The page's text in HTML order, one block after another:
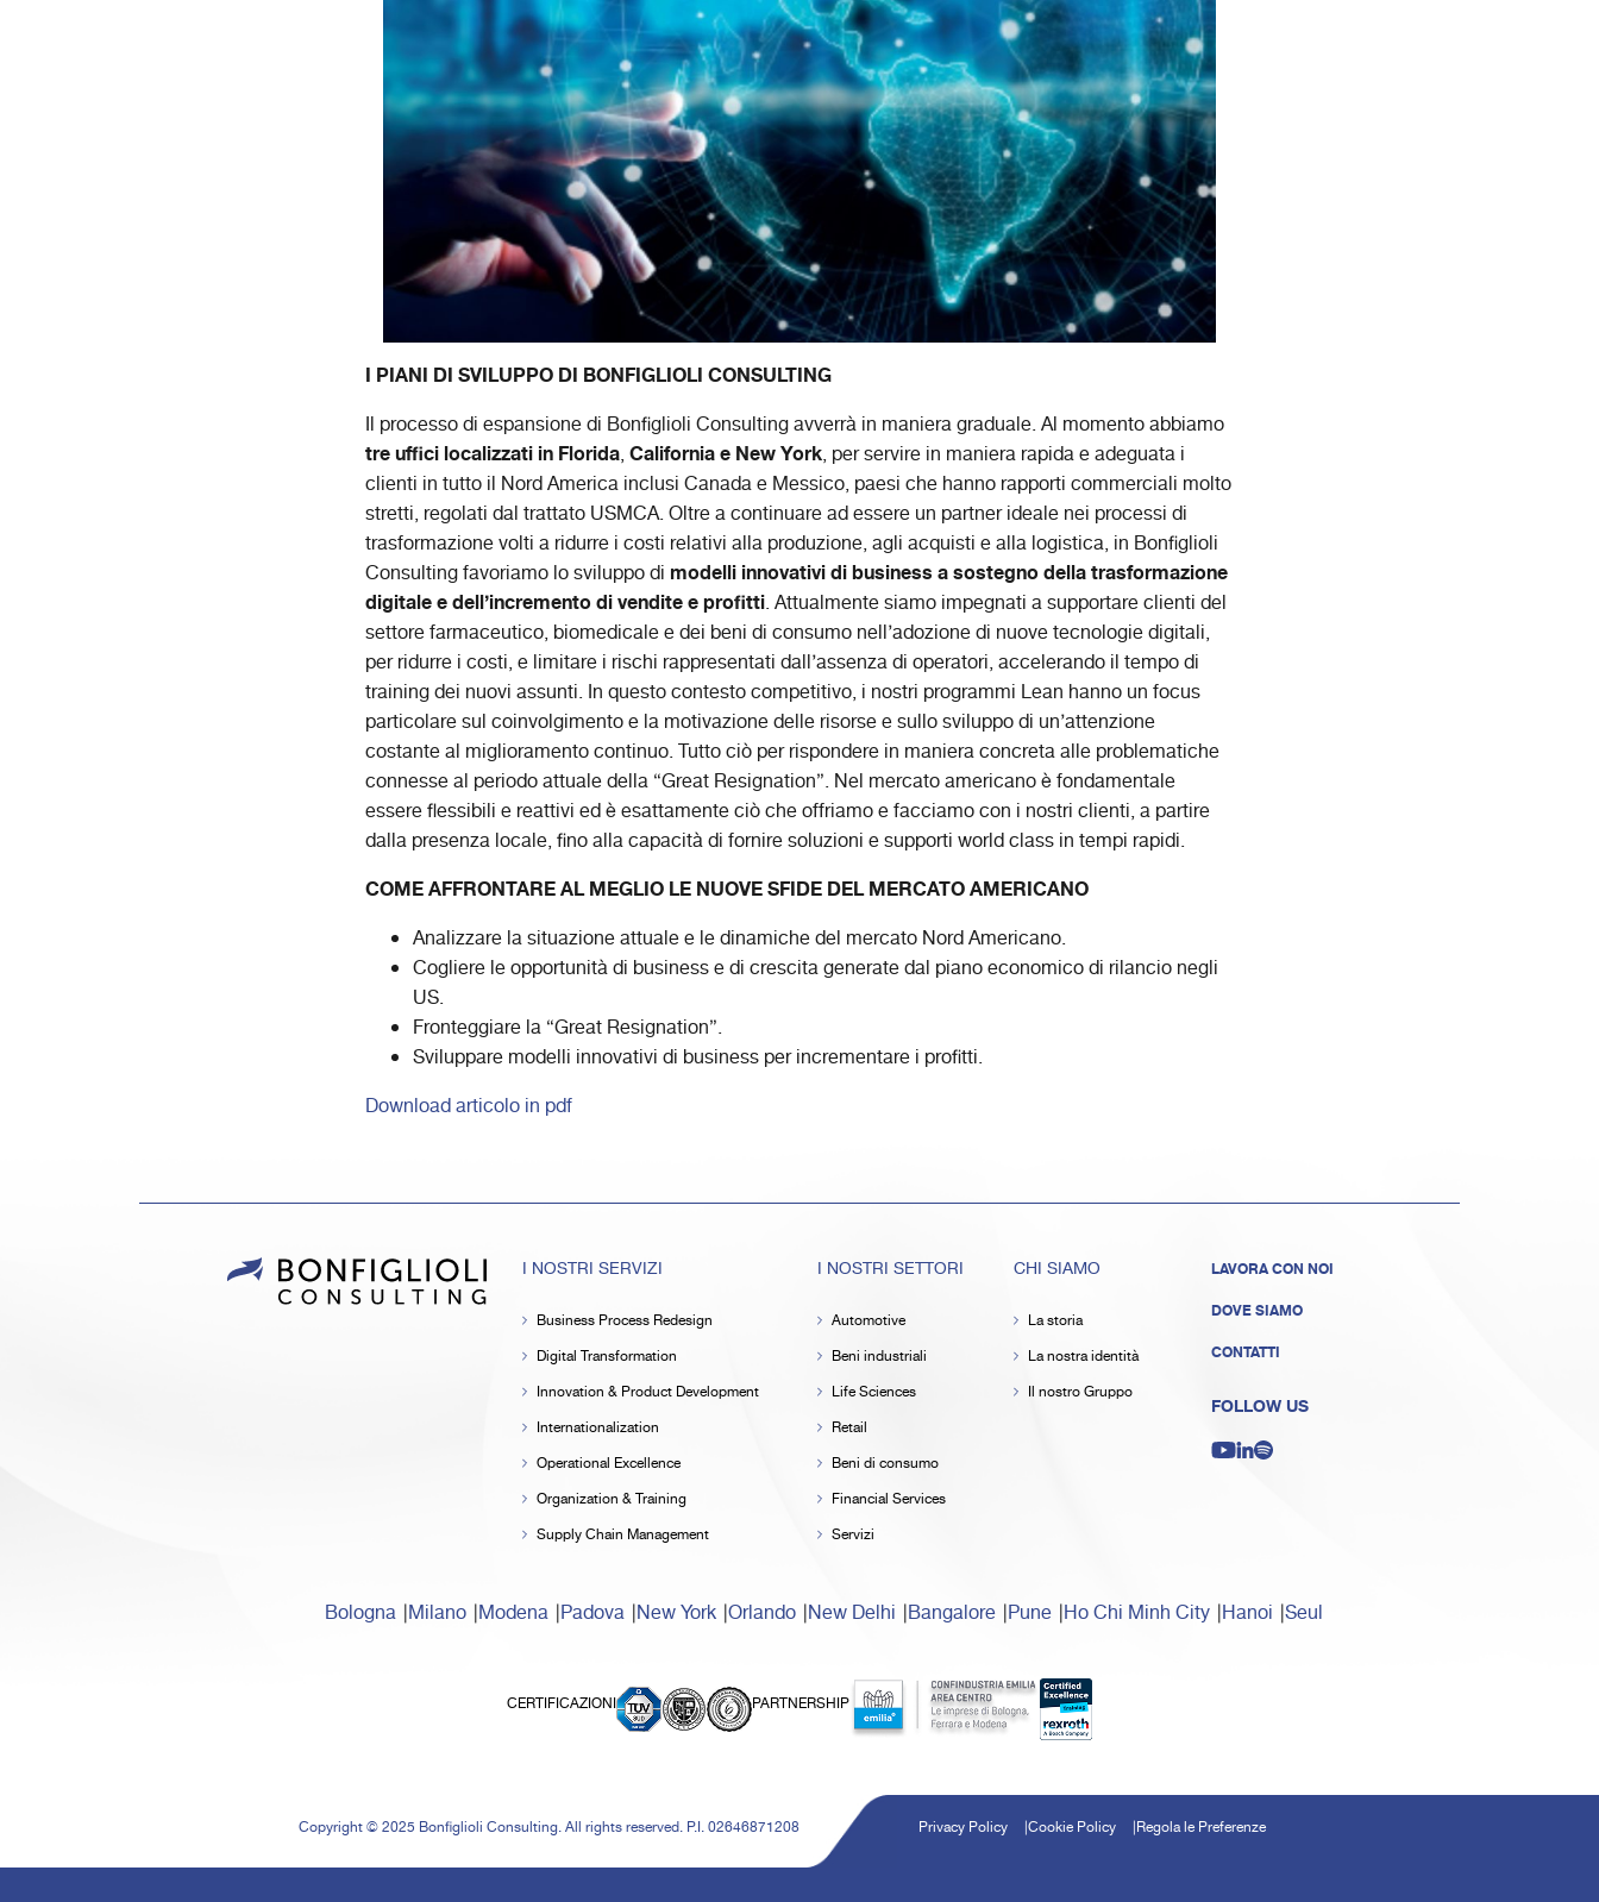
I PIANI DI SVILUPPO DI BONFIGLIOLI CONSULTING
Il processo di espansione di Bonfiglioli Consulting avverrà in maniera graduale. Al momento abbiamo
tre uffici localizzati in Florida,California e New York, per servire in maniera rapida e adeguata i
clienti in tutto il Nord America inclusi Canada e Messico, paesi che hanno rapporti commerciali molto
stretti, regolati dal trattato USMCA. Oltre a continuare ad essere un partner ideale nei processi di
trasformazione volti a ridurre i costi relativi alla produzione, agli acquisti e alla logistica, in Bonfiglioli
Consulting favoriamo lo sviluppo di modelli innovativi di business a sostegno della trasformazione
digitale e dell’incremento di vendite e profitti. Attualmente siamo impegnati a supportare clienti del
settore farmaceutico, biomedicale e dei beni di consumo nell’adozione di nuove tecnologie digitali,
per ridurre i costi, e limitare i rischi rappresentati dall’assenza di operatori, accelerando il tempo di
training dei nuovi assunti. In questo contesto competitivo, i nostri programmi Lean hanno un focus
particolare sul coinvolgimento e la motivazione delle risorse e sullo sviluppo di un’attenzione
costante al miglioramento continuo. Tutto ciò per rispondere in maniera concreta alle problematiche
connesse al periodo attuale della “Great Resignation”. Nel mercato americano è fondamentale
essere flessibili e reattivi ed è esattamente ciò che offriamo e facciamo con i nostri clienti, a partire
dalla presenza locale, fino alla capacità di fornire soluzioni e supporti world class in tempi rapidi.
COME AFFRONTARE AL MEGLIO LE NUOVE SFIDE DEL MERCATO AMERICANO
Analizzare la situazione attuale e le dinamiche del mercato Nord Americano.
Cogliere le opportunità di business e di crescita generate dal piano economico di rilancio negli
US.
Fronteggiare la “Great Resignation”.
Sviluppare modelli innovativi di business per incrementare i profitti.
Download articolo in pdf
I NOSTRI SERVIZI
Business Process Redesign
Digital Transformation
Innovation & Product Development
Internationalization
Operational Excellence
Organization & Training
Supply Chain Management
I NOSTRI SETTORI
Automotive
Beni industriali
Life Sciences
Retail
Beni di consumo
Financial Services
Servizi
CHI SIAMO
La storia
La nostra identità
Il nostro Gruppo
LAVORA CON NOI
DOVE SIAMO
CONTATTI
FOLLOW US
Bologna Milano Modena Padova New York Orlando New Delhi Bangalore Pune Ho Chi Minh City Hanoi Seul
CERTIFICAZIONI PARTNERSHIP
Copyright © 2025 Bonfiglioli Consulting. All rights reserved. P.I. 02646871208 Privacy Policy Cookie Policy Regola le Preferenze